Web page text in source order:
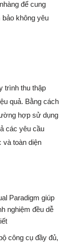
để cung
không yêu
trình thu thập
quả. Bằng cách
hợp sử dụng
các yêu cầu
toàn diện
Paradigm giúp
nghiệm đều dễ
công cụ đầy đủ,